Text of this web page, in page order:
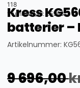
118
thumbnail_id: 25593
Kress
batterier –
Artikelnummer:
9 696,00